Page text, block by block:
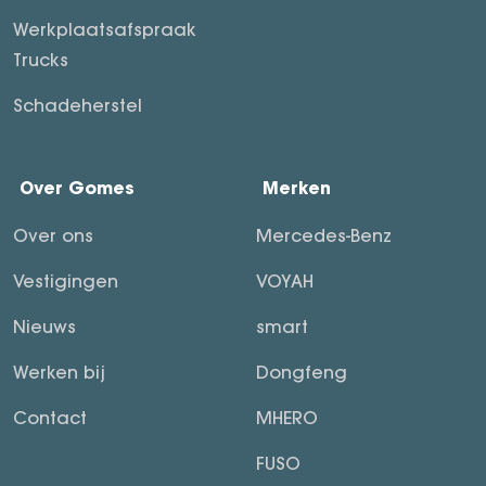
Werkplaatsafspraak
Trucks
Schadeherstel
Over Gomes
Over ons
Vestigingen
Nieuws
Werken bij
Contact
Merken
Mercedes-Benz
VOYAH
smart
Dongfeng
MHERO
FUSO